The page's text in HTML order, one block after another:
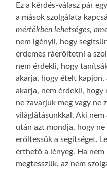
Ez a kérdés-válasz pár
a mások szolgálata
mértékben lehetséges,
nem igényli, hogy
érdemes ráerőltetni a
nem érdekli, hogy
akarja, hogy ételt
akarja, nem érdekli,
ne zavarjuk meg vagy ne
világlátásunkkal. Aki nem
után azt mondja, hogy
erőltessük a segítséget.
érthető a lényeg. Ha
megtesszük, az nem